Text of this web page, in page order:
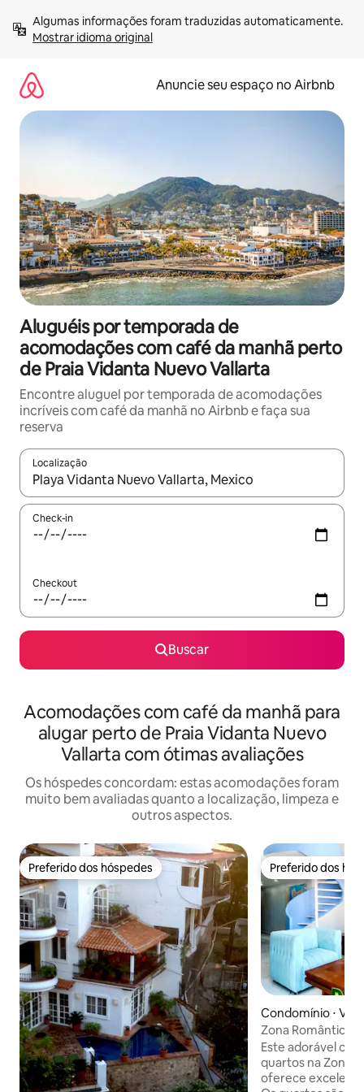
para
Mostrar idioma original
Anuncie seu espaço no Airbnb
Aluguéis por temporada de
acomodações com café da manhã perto
de Praia Vidanta Nuevo Vallarta
Encontre aluguel por temporada de acomodações
incríveis com café da manhã no Airbnb e faça sua
reserva
Localização
Quando os resultados estiverem disponíveis, explore-os
Check-in
Checkout
Buscar
Acomodações com café da manhã para
alugar perto de Praia Vidanta Nuevo
Vallarta com ótimas avaliações
Os hóspedes concordam: estas acomodações foram
muito bem avaliadas quanto a localização, limpeza e
outros aspectos.
Preferido dos hóspedes
Preferido dos hóspedes Preferido dos
Preferido dos
Condomínio ⋅
Zona Romântica
com Café da
Este adorável
quartos na Zona
oferece